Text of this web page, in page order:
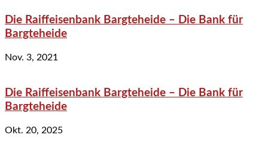
Die Raiffeisenbank Bargteheide – Die Bank für
Bargteheide
Nov. 3, 2021
Die Raiffeisenbank Bargteheide – Die Bank für
Bargteheide
Okt. 20, 2025